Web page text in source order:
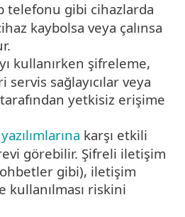
telefonu gibi cihazlarda
kaybolsa veya çalınsa
kullanırken şifreleme,
sağlayıcılar veya
yetkisiz erişime
karşı etkili
görebilir. Şifreli iletişim
gibi), iletişim
riskini